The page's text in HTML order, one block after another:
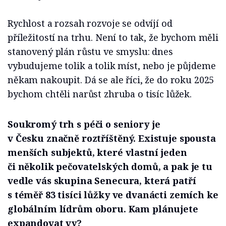
Rychlost a rozsah rozvoje se odvíjí od
příležitostí na trhu. Není to tak, že bychom měli
stanovený plán růstu ve smyslu: dnes
vybudujeme tolik a tolik míst, nebo je půjdeme
někam nakoupit. Dá se ale říci, že do roku 2025
bychom chtěli narůst zhruba o tisíc lůžek.
Soukromý trh s péči o seniory je
v Česku značně roztříštěný. Existuje spousta
menších subjektů, které vlastní jeden
či několik pečovatelských domů, a pak je tu
vedle vás skupina Senecura, která patří
s téměř 83 tisíci lůžky ve dvanácti zemích ke
globálním lídrům oboru. Kam plánujete
expandovat vy?